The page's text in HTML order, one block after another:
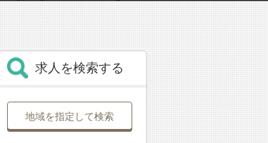
求人を検索する
地域を指定して検索